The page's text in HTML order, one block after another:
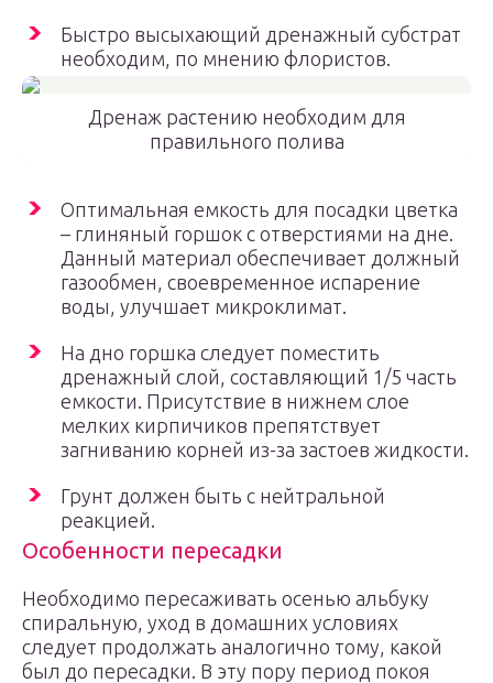
Быстро высыхающий дренажный субстрат
необходим, по мнению флористов.
Дренаж растению необходим для
правильного полива
Оптимальная емкость для посадки цветка
– глиняный горшок с отверстиями на дне.
Данный материал обеспечивает должный
газообмен, своевременное испарение
воды, улучшает микроклимат.
На дно горшка следует поместить
дренажный слой, составляющий 1/5 часть
емкости. Присутствие в нижнем слое
мелких кирпичиков препятствует
загниванию корней из-за застоев жидкости.
Грунт должен быть с нейтральной
реакцией.
Особенности пересадки
Необходимо пересаживать осенью альбуку
спиральную, уход в домашних условиях
следует продолжать аналогично тому, какой
был до пересадки. В эту пору период покоя